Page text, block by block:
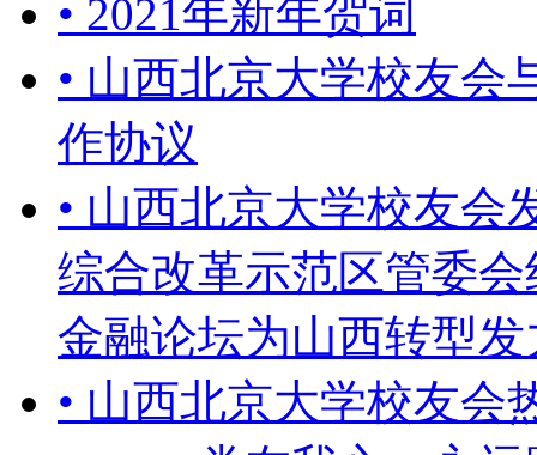
• 2021年新年贺词
• 山西北京大学校友会
作协议
• 山西北京大学校友会
综合改革示范区管委
金融论坛为山西转型发
• 山西北京大学校友会